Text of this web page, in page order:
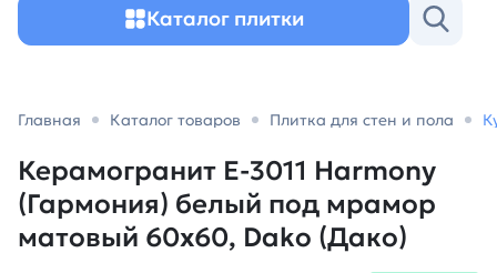
Каталог плитки
Главная Каталог товаров Плитка для стен и пола
Керамогранит E-3011 Harmony
(Гармония) белый под мрамор
матовый 60х60, Dako (Дако)